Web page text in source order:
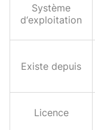
Système
d‘exploitation
Existe depuis
Licence